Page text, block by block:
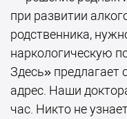
при развитии
родственника,
наркологическую
Здесь» предлагает
адрес. Наши
час. Никто не